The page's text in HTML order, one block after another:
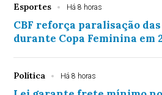
Esportes Há 8 horas
CBF reforça paralisação
durante Copa Feminina em
Política Há 8 horas